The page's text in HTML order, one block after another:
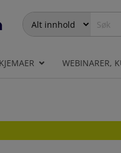
WEBINARER,